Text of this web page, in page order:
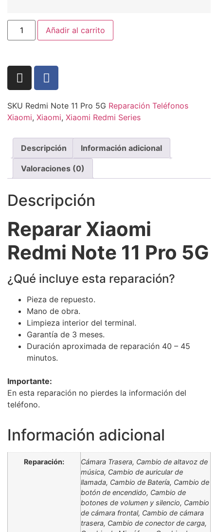
Añadir al carrito
SKU Redmi Note 11 Pro 5G Reparación Teléfonos
Xiaomi, Xiaomi, Xiaomi Redmi Series
Descripción Información adicional
Valoraciones (0)
Descripción
Reparar Xiaomi
Redmi Note 11 Pro 5G
¿Qué incluye esta reparación?
Pieza de repuesto.
Mano de obra.
Limpieza interior del terminal.
Garantía de 3 meses.
Duración aproximada de reparación 40 – 45
minutos.
Importante:
En esta reparación no pierdes la información del
teléfono.
Información adicional
Reparación:
Cámara Trasera, Cambio de altavoz de
música, Cambio de auricular de
llamada, Cambio de Batería, Cambio de
botón de encendido, Cambio de
botones de volumen y silencio, Cambio
de cámara frontal, Cambio de cámara
trasera, Cambio de conector de carga,